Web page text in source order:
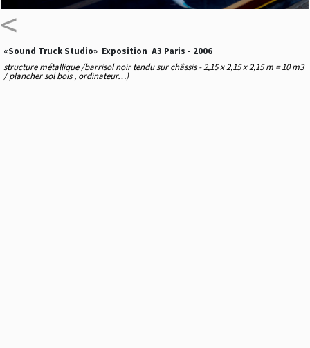
<
«Sound Truck Studio» Exposition A3 Paris - 2006
structure métallique /barrisol noir tendu sur châssis - 2,15 x 2,15 x 2,15 m = 10 m3
/ plancher sol bois , ordinateur…)